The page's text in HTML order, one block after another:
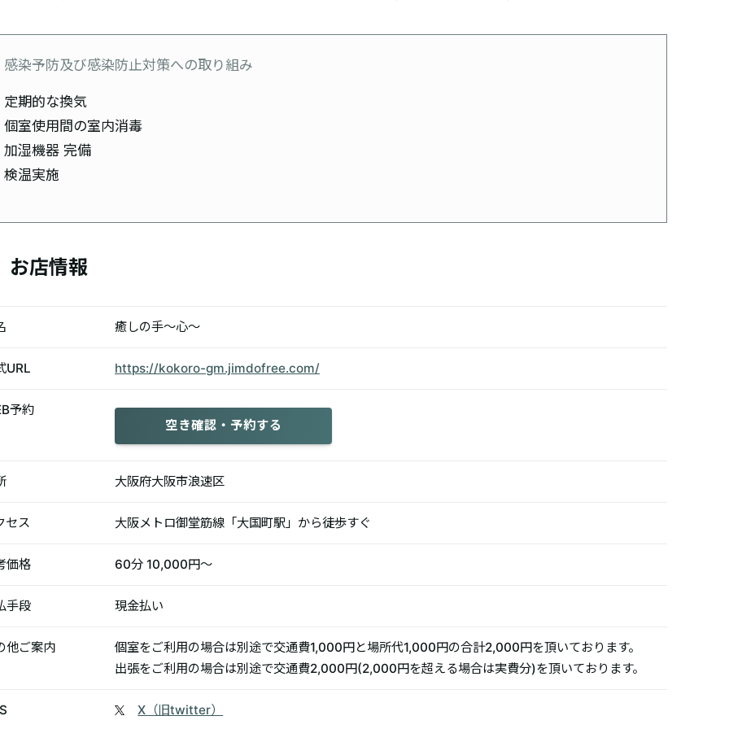
感染予防及び感染防止対策への取り組み
定期的な換気
個室使用間の室内消毒
加湿機器 完備
検温実施
お店情報
癒しの手〜心〜
URL https://kokoro-gm.jimdofree.com/
予約
空き確認・予約する
大阪府大阪市浪速区
セス 大阪メトロ御堂筋線「大国町駅」から徒歩すぐ
価格 60分 10,000円〜
手段 現金払い
他ご案内
個室をご利用の場合は別途で交通費1,000円と場所代1,000円の合計2,000円を頂いております。
出張をご利用の場合は別途で交通費2,000円(2,000円を超える場合は実費分)を頂いております。
X（旧twitter）